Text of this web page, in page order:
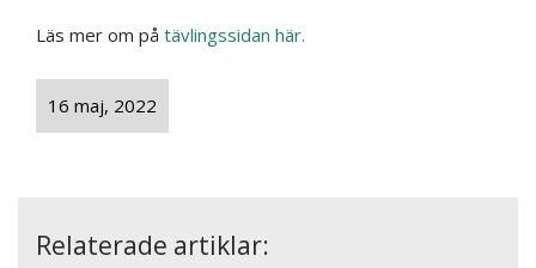
Läs mer om på tävlingssidan här.
16 maj, 2022
Relaterade artiklar: